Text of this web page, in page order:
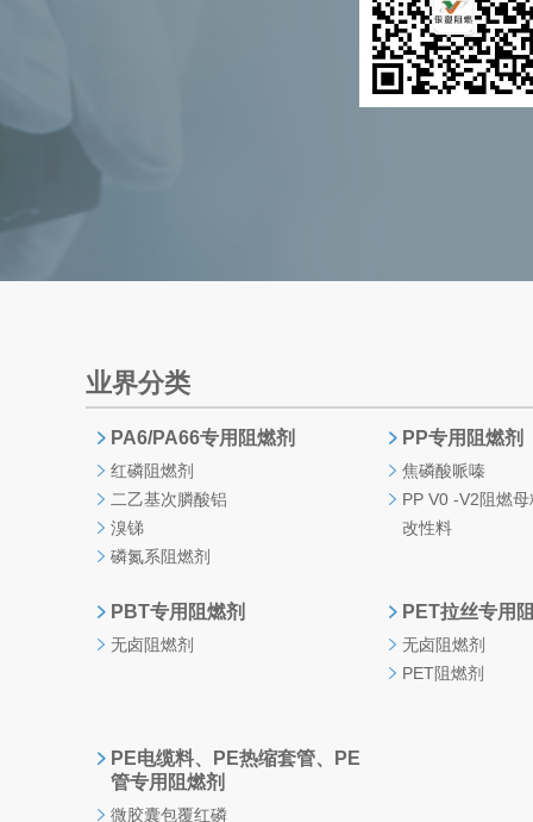
业界分类
PA6/PA66专用阻燃剂
红磷阻燃剂
二乙基次膦酸铝
溴锑
磷氮系阻燃剂
PP专用阻燃剂
焦磷酸哌嗪
PP V0 -V2阻燃
改性料
PBT专用阻燃剂
无卤阻燃剂
PET拉丝专用
无卤阻燃剂
PET阻燃剂
PE电缆料、PE热缩套管、PE
管专用阻燃剂
微胶囊包覆红磷